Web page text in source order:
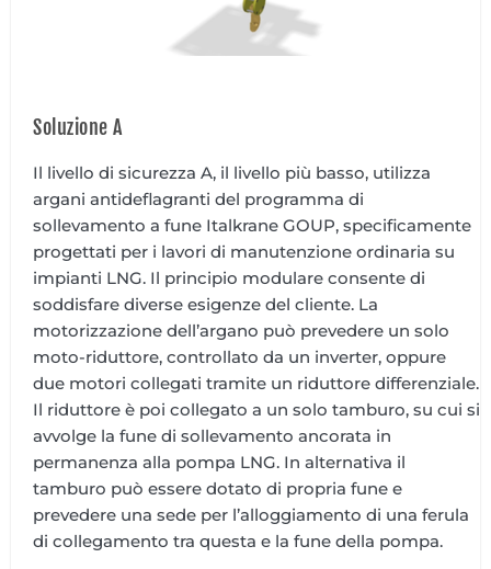
Soluzione A
Il livello di sicurezza A, il livello più basso, utilizza
argani antideflagranti del programma di
sollevamento a fune Italkrane GOUP, specificamente
progettati per i lavori di manutenzione ordinaria su
impianti LNG. Il principio modulare consente di
soddisfare diverse esigenze del cliente. La
motorizzazione dell’argano può prevedere un solo
moto-riduttore, controllato da un inverter, oppure
due motori collegati tramite un riduttore differenziale.
Il riduttore è poi collegato a un solo tamburo, su cui si
avvolge la fune di sollevamento ancorata in
permanenza alla pompa LNG. In alternativa il
tamburo può essere dotato di propria fune e
prevedere una sede per l’alloggiamento di una ferula
di collegamento tra questa e la fune della pompa.